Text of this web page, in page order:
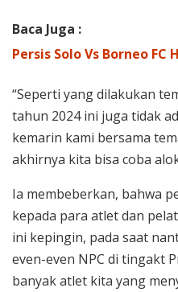
Baca Juga :
Persis Solo Vs Borneo FC
“Seperti yang dilakukan
tahun 2024 ini juga tidak
kemarin kami bersama
akhirnya kita bisa coba
Ia membeberkan, bahwa
kepada para atlet dan
ini kepingin, pada saat
even-even NPC di tingakt
banyak atlet kita yang